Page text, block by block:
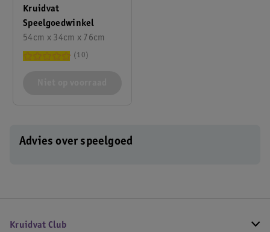
Kruidvat
Speelgoedwinkel
54cm x 34cm x 76cm
10
Advies over speelgoed
Kruidvat Club